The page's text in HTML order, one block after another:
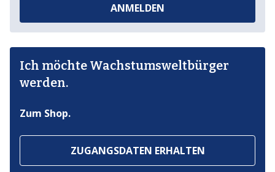
ANMELDEN
Ich möchte Wachstumsweltbürger
werden.
Zum Shop.
ZUGANGSDATEN ERHALTEN